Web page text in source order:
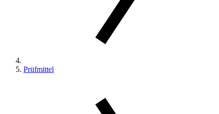
Prüfmittel